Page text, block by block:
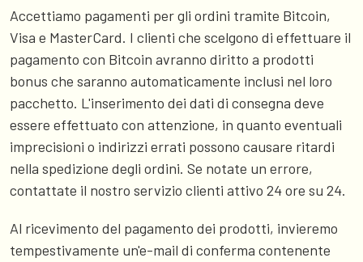
Accettiamo pagamenti per gli ordini tramite Bitcoin,
Visa e MasterCard. I clienti che scelgono di effettuare il
pagamento con Bitcoin avranno diritto a prodotti
bonus che saranno automaticamente inclusi nel loro
pacchetto. L'inserimento dei dati di consegna deve
essere effettuato con attenzione, in quanto eventuali
imprecisioni o indirizzi errati possono causare ritardi
nella spedizione degli ordini. Se notate un errore,
contattate il nostro servizio clienti attivo 24 ore su 24.
Al ricevimento del pagamento dei prodotti, invieremo
tempestivamente un'e-mail di conferma contenente